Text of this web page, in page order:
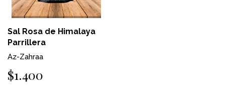
Sal Rosa de Himalaya
Parrillera
Az-Zahraa
$1.400